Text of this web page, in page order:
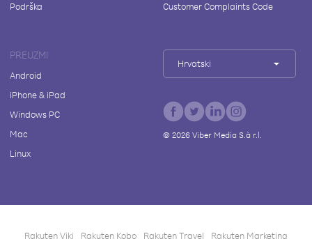
Podrška
Customer Complaints Code
PREUZMI
Android
iPhone & iPad
Windows PC
Mac
Linux
Hrvatski
© 2026Viber Media S.à r.l.
Rakuten Viki Rakuten Kobo Rakuten Travel Rakuten Marketing